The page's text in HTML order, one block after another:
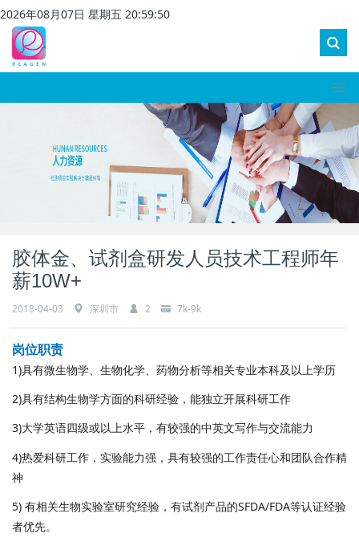
2026年08月07日 星期五 20:59:50
胶体金、试剂盒研发人员技术工程师年
薪10W+
2018-04-03 深圳市 2 7k-9k
岗位职责
1)具有微生物学、生物化学、药物分析等相关专业本科及以上学历
2)具有结构生物学方面的科研经验，能独立开展科研工作
3)大学英语四级或以上水平，有较强的中英文写作与交流能力
4)热爱科研工作，实验能力强，具有较强的工作责任心和团队合作精
神
5) 有相关生物实验室研究经验，有试剂产品的SFDA/FDA等认证经验
者优先。